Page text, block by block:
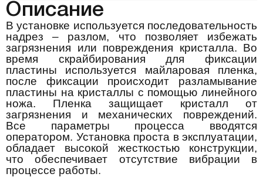
Описание
В установке используется последовательность
надрез – разлом, что позволяет избежать
загрязнения или повреждения кристалла. Во
время скрайбирования для фиксации
пластины используется майларовая пленка,
после фиксации происходит разламывание
пластины на кристаллы с помощью линейного
ножа. Пленка защищает кристалл от
загрязнения и механических повреждений.
Все параметры процесса вводятся
оператором. Установка проста в эксплуатации,
обладает высокой жесткостью конструкции,
что обеспечивает отсутствие вибрации в
процессе работы.